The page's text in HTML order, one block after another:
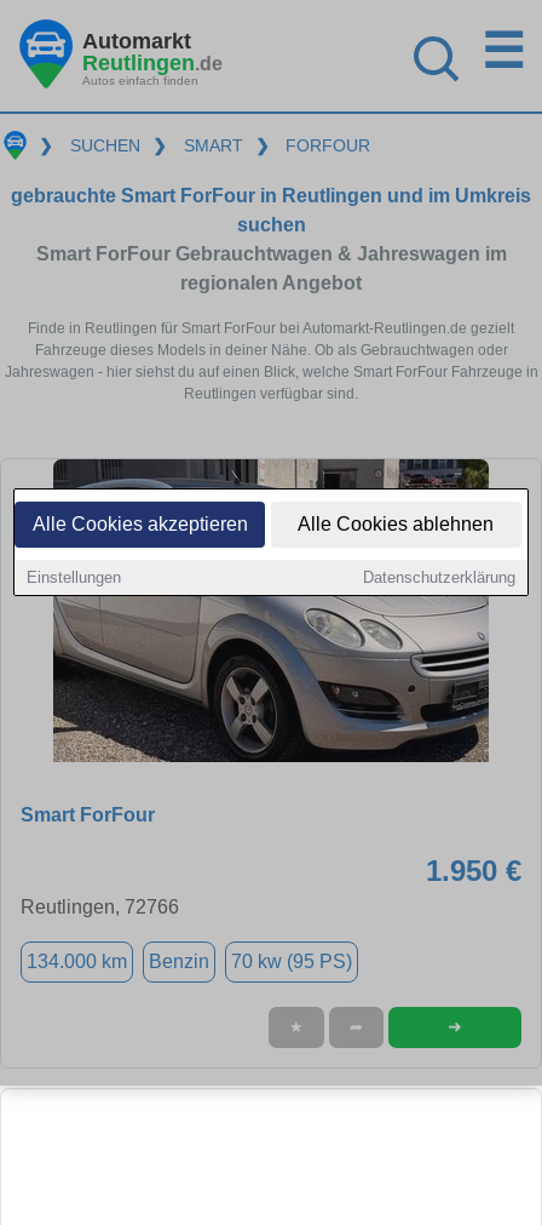
Alle Cookies akzeptieren Alle Cookies ablehnen
Einstellungen Datenschutzerklärung
Automarkt
Reutlingen.de
Autos einfach finden
☰
❯ SUCHEN ❯ SMART ❯ FORFOUR
gebrauchte Smart ForFour in Reutlingen und im Umkreis
suchen
Smart ForFour Gebrauchtwagen & Jahreswagen im
regionalen Angebot
Finde in Reutlingen für Smart ForFour bei Automarkt-Reutlingen.de gezielt
Fahrzeuge dieses Models in deiner Nähe. Ob als Gebrauchtwagen oder
Jahreswagen - hier siehst du auf einen Blick, welche Smart ForFour Fahrzeuge in
Reutlingen verfügbar sind.
Smart ForFour
1.950 €
Reutlingen, 72766
134.000 km Benzin 70 kw (95 PS)
★ ➦ ➜